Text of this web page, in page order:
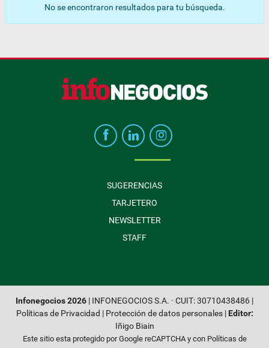
No se encontraron resultados para tu búsqueda.
SUGERENCIAS
TARJETERO
NEWSLETTER
STAFF
Infonegocios 2026 | INFONEGOCIOS S.A. · CUIT: 30710438486 |
Políticas de Privacidad | Protección de datos personales| Editor:
Iñigo Biain
Este sitio esta protegido por Google reCAPTCHA y con Políticas de